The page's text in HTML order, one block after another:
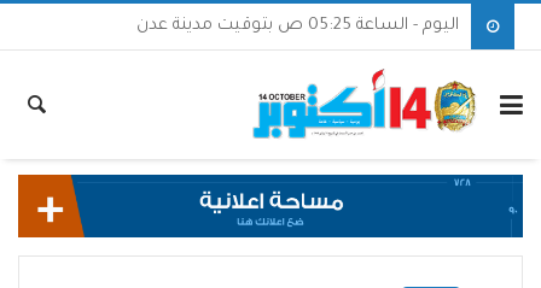
اليوم - الساعة 05:25 ص بتوقيت مدينة عدن